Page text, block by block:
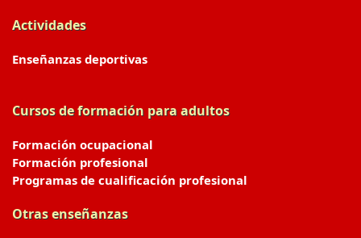
Actividades
Enseñanzas deportivas
Cursos de formación para adultos
Formación ocupacional
Formación profesional
Programas de cualificación profesional
Otras enseñanzas